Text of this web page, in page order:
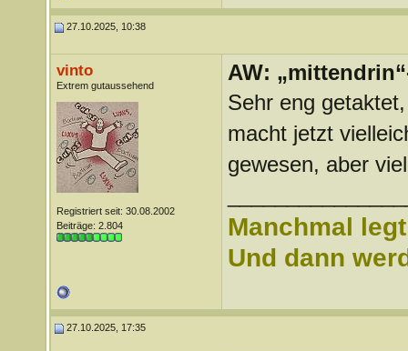
27.10.2025, 10:38
vinto
Extrem gutaussehend
Registriert seit: 30.08.2002
Beiträge: 2.804
AW:
Sehr eng
macht jetzt
gewesen, aber
Manchmal
Und dann
27.10.2025, 17:35